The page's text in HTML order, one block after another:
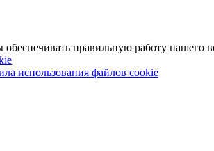
правильную работу нашего
использования файлов cookie